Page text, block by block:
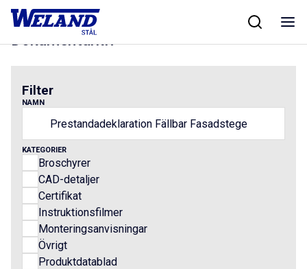
Skip
Hem/Results for Prestandadeklaration Fällbar Fasadstege
Dokumentarkiv
Filter
NAMN
KATEGORIER
Broschyrer
CAD-detaljer
Certifikat
Instruktionsfilmer
Monteringsanvisningar
Övrigt
Produktdatablad